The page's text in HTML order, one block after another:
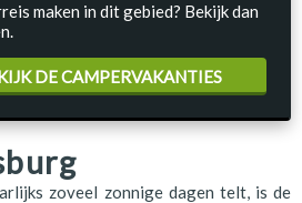
zoveel zonnige dagen telt, is de
maken in dit gebied? Bekijk dan
DE CAMPERVAKANTIES